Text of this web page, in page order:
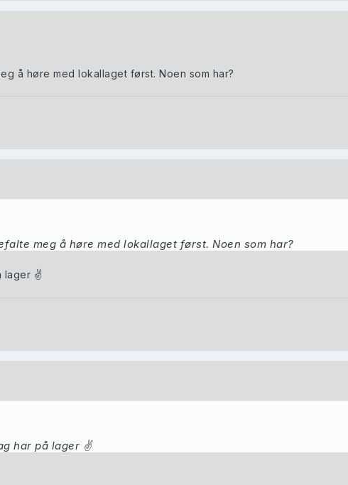
å høre med lokallaget først. Noen som har?
meg å høre med lokallaget først. Noen som har?
lager ✌️
har på lager ✌️